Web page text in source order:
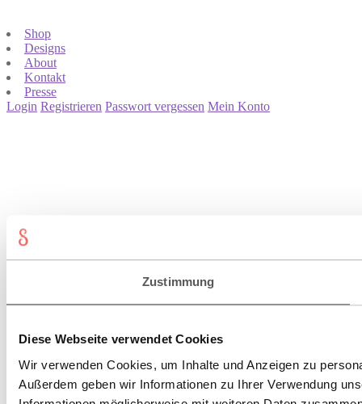
Zustimmung
Diese Webseite verwendet Cookies
Wir verwenden Cookies, um Inhalte und Anzeigen zu
Außerdem geben wir Informationen zu Ihrer Verwendung
Shop
Designs
About
Kontakt
Presse
Login Registrieren Passwort vergessen Mein Konto